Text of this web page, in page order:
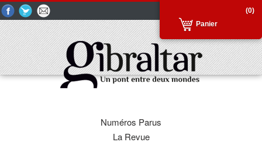
(0)
Panier
Numéros Parus
La Revue